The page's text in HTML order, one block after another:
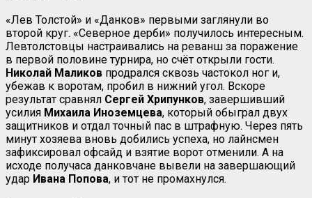
«Лев Толстой» и «Данков» первыми заглянули во
второй круг. «Северное дерби» получилось интересным.
Левтолстовцы настраивались на реванш за поражение
в первой половине турнира, но счёт открыли гости.
Николай Маликов продрался сквозь частокол ног и,
убежав к воротам, пробил в нижний угол. Вскоре
результат сравнял Сергей Хрипунков, завершивший
усилия Михаила Иноземцева, который обыграл двух
защитников и отдал точный пас в штрафную. Через пять
минут хозяева вновь добились успеха, но лайнсмен
зафиксировал офсайд и взятие ворот отменили. А на
исходе получаса данковчане вывели на завершающий
удар Ивана Попова, и тот не промахнулся.